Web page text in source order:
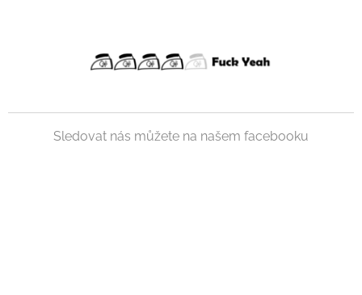
Sledovat nás můžete na našem facebooku